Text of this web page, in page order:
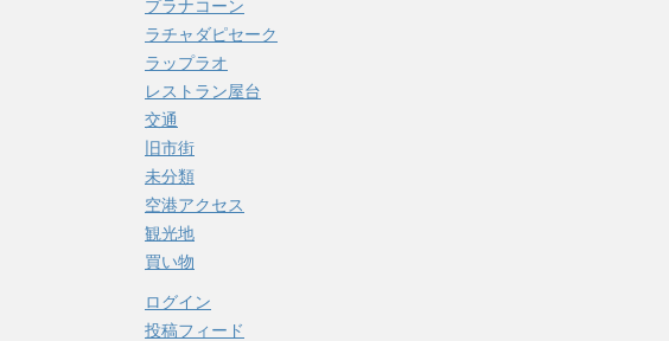
プラナコーン
ラチャダピセーク
ラップラオ
レストラン屋台
交通
旧市街
未分類
空港アクセス
観光地
買い物
ログイン
投稿フィード